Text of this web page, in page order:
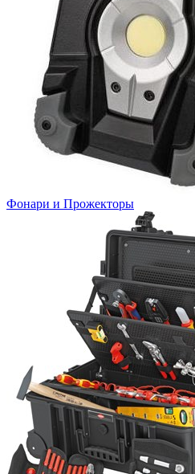
Фонари и Прожекторы